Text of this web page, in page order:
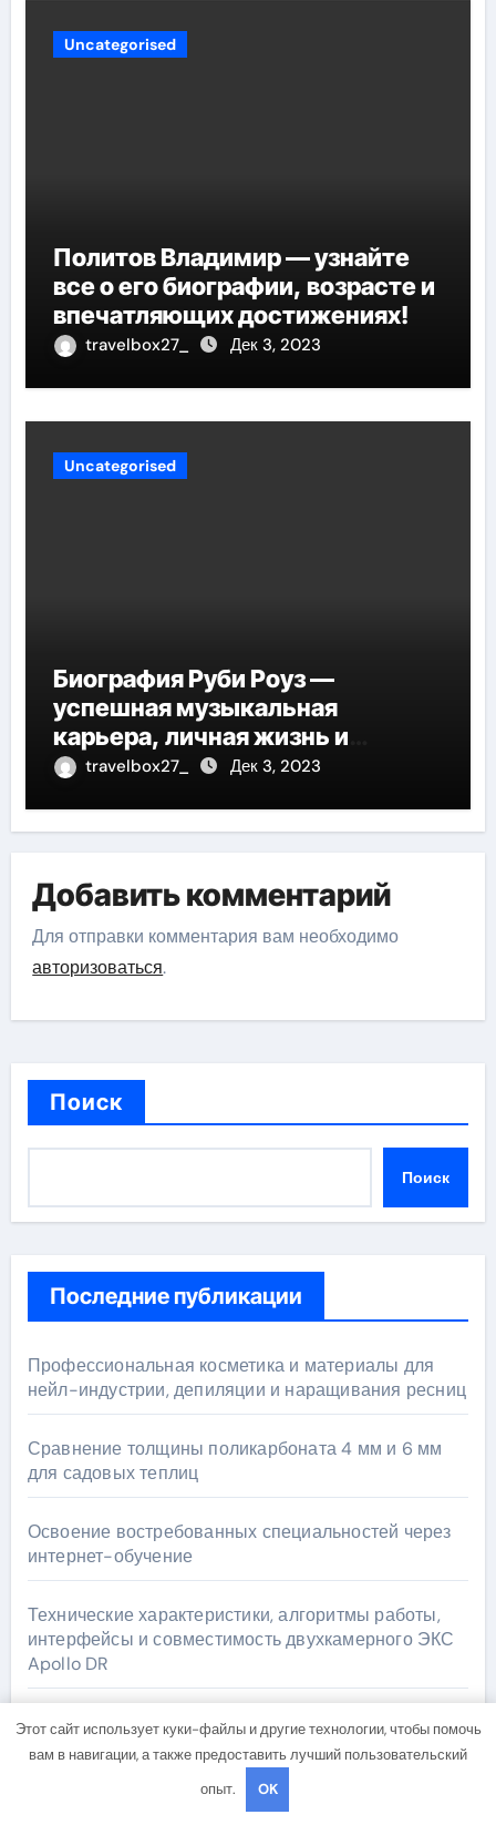
Uncategorised
Политов Владимир — узнайте
все о его биографии, возрасте и
впечатляющих достижениях!
travelbox27_ Дек 3, 2023
Uncategorised
Биография Руби Роуз —
успешная музыкальная
карьера, личная жизнь и
знаковые достижения
travelbox27_ Дек 3, 2023
Добавить комментарий
Для отправки комментария вам необходимо
авторизоваться.
Поиск
Поиск
Последние публикации
Профессиональная косметика и материалы для
нейл-индустрии, депиляции и наращивания ресниц
Сравнение толщины поликарбоната 4 мм и 6 мм
для садовых теплиц
Освоение востребованных специальностей через
интернет-обучение
Технические характеристики, алгоритмы работы,
интерфейсы и совместимость двухкамерного ЭКС
Apollo DR
Типы дешевых RDP: характеристики, варианты
использования и риски
Этот сайт использует куки-файлы и другие технологии, чтобы помочь
вам в навигации, а также предоставить лучший пользовательский
опыт.
OK